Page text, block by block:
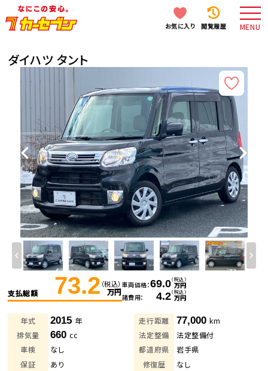
お気に入り 閲覧履歴 MENU
ダイハツ タント
支払総額 73.2 （税込）
万円
車両価格 69.0（税込）
万円
諸費用
4.2（税込）
万円
年式 2015 年 走行距離 77,000 km
排気量
660cc 法定整備
法定整備付
車検
なし 都道府県
岩手県
保証
あり 修復歴 なし